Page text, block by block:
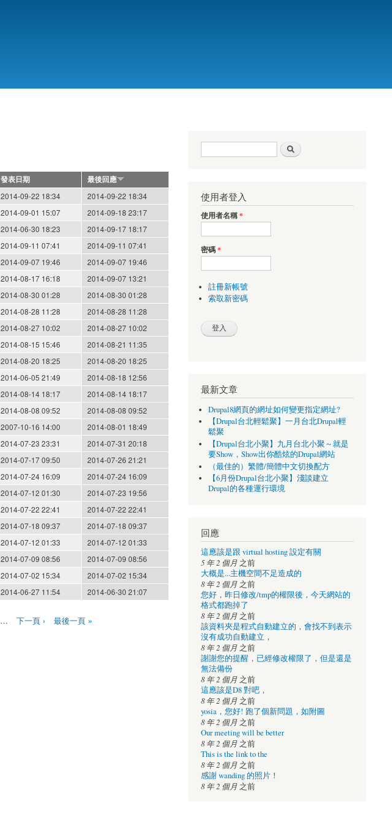
發表日期
最後回應
2014-09-22 18:34
2014-09-22 18:34
2014-09-01 15:07
2014-09-18 23:17
2014-06-30 18:23
2014-09-17 18:17
2014-09-11 07:41
2014-09-11 07:41
2014-09-07 19:46
2014-09-07 19:46
2014-08-17 16:18
2014-09-07 13:21
2014-08-30 01:28
2014-08-30 01:28
2014-08-28 11:28
2014-08-28 11:28
2014-08-27 10:02
2014-08-27 10:02
2014-08-15 15:46
2014-08-21 11:35
2014-08-20 18:25
2014-08-20 18:25
2014-06-05 21:49
2014-08-18 12:56
2014-08-14 18:17
2014-08-14 18:17
2014-08-08 09:52
2014-08-08 09:52
2007-10-16 14:00
2014-08-01 18:49
2014-07-23 23:31
2014-07-31 20:18
2014-07-17 09:50
2014-07-26 21:21
2014-07-24 16:09
2014-07-24 16:09
2014-07-12 01:30
2014-07-23 19:56
2014-07-22 22:41
2014-07-22 22:41
2014-07-18 09:37
2014-07-18 09:37
2014-07-12 01:33
2014-07-12 01:33
2014-07-09 08:56
2014-07-09 08:56
2014-07-02 15:34
2014-07-02 15:34
2014-06-27 11:54 2014-06-30 21:07
… 下一頁 › 最後一頁 »
搜尋表單
使用者登入
使用者名稱*
密碼*
註冊新帳號
索取新密碼
最新文章
Drupal8網頁的網址如何變更指定網址?
【Drupal台北輕鬆聚】一月台北Drupal輕
鬆聚
【Drupal台北小聚】九月台北小聚～就是
要Show，Show出你酷炫的Drupal網站
（最佳的）繁體/簡體中文切換配方
【6月份Drupal台北小聚】淺談建立
Drupal的各種運行環境
回應
這應該是跟 virtual hosting 設定有關
5 年 2 個月之前
大概是...主機空間不足造成的
8 年 2 個月之前
您好，昨日修改/tmp的權限後，今天網站的
格式都跑掉了
8 年 2 個月之前
該資料夾是程式自動建立的，會找不到表示
沒有成功自動建立，
8 年 2 個月之前
謝謝您的提醒，已經修改權限了，但是還是
無法備份
8 年 2 個月之前
這應該是D8 對吧，
8 年 2 個月之前
yosia，您好! 跑了個新問題，如附圖
8 年 2 個月之前
Our meeting will be better
8 年 2 個月之前
This is the link to the
8 年 2 個月之前
感謝 wanding 的照片！
8 年 2 個月之前